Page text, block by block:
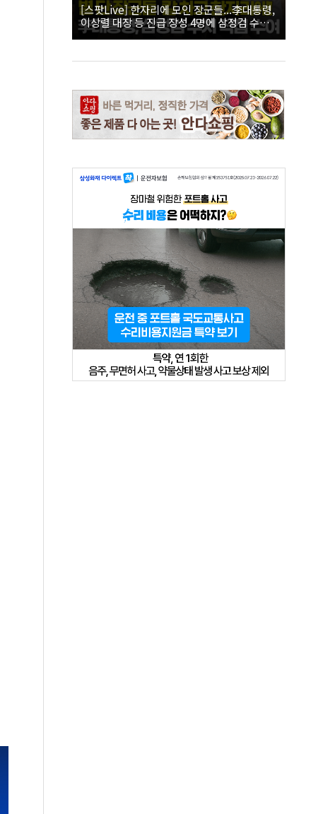
[스팟Live] 한자리에 모인 장군들...李대통령,
이상렬 대장 등 진급 장성 4명에 삼정검 수치
직접 수여｜26.08.07 장성 진급·삼정검 수치